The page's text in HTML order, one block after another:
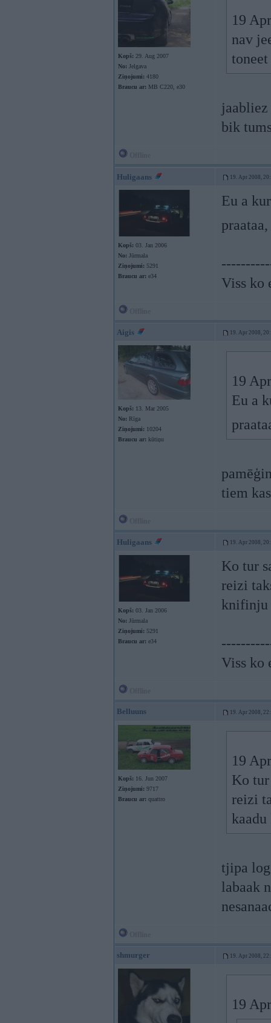
Kopš: 29. Aug 2007
No: Jelgava
Ziņojumi: 4180
Braucu ar: MB C220, e30
19
nav
toneet
jaabliez
bik
Huligaans 19. Apr 2008,
Kopš: 03. Jan 2006
No: Jūrmala
Ziņojumi: 5291
Braucu ar: e34
Eu a
Viss ko
Aigis 19. Apr 2008,
Kopš: 13. Mar 2005
No: Rīga
Ziņojumi: 10204
Braucu ar: kūtiņu
19
Eu a
tiem
Huligaans 19. Apr 2008,
Kopš: 03. Jan 2006
No: Jūrmala
Ziņojumi: 5291
Braucu ar: e34
Ko tur
reizi
knifinju
Viss ko
Belluuns 19. Apr 2008,
Kopš: 16. Jun 2007
Ziņojumi: 9717
Braucu ar: quattro
19
Ko
reizi
tjipa
labaak
shmurger 19. Apr 2008,
19